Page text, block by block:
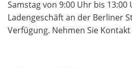
Samstag von 9:00 Uhr bis 13:00
Ladengeschäft an der Berliner
Verfügung. Nehmen Sie